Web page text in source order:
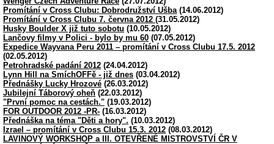
Promítání v Cross Clubu: Dobrodružství Ušba (14.06.2012)
Promítání v Cross Clubu 7. června 2012 (31.05.2012)
Husky Boulder X již tuto sobotu (10.05.2012)
Lančovy filmy v Polici - bylo by mu 60 (07.05.2012)
Expedice Wayvana Peru 2011 – promítání v Cross Clubu 17.5. 2012
(02.05.2012)
Petrohradské padání 2012 (24.04.2012)
Lynn Hill na SmíchOFFě - již dnes (03.04.2012)
Přednášky Lucky Hrozové (26.03.2012)
Jubilejní Táborový oheň (22.03.2012)
"První pomoc na cestách." (19.03.2012)
FOR OUTDOOR 2012 -PR- (16.03.2012)
Přednáška na téma "Děti a hory". (10.03.2012)
Izrael – promítání v Cross Clubu 15.3. 2012 (08.03.2012)
LAVINOVÝ WORKSHOP a III. OTEVŘENÉ MISTROVSTVÍ ČR V